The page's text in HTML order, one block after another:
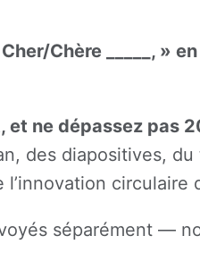
Chère _____, »
ne dépassez pas
des diapositives,
circulaire
séparément —